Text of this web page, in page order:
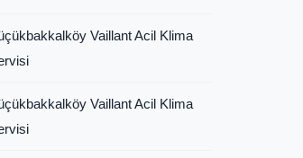
Vaillant Acil Klima
Vaillant Acil Klima